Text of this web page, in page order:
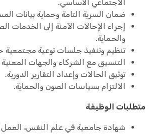
الاجتماعي الأساسي.
ضمان السرية التامة وحماية بيانات
إجراء الإحالات الآمنة إلى الخدمات
والحماية.
تنظيم وتنفيذ جلسات توعية مجتمعية
التنسيق مع الشركاء والجهات
توثيق الحالات وإعداد التقارير الدورية.
الالتزام بسياسات الصون والحماية.
متطلبات الوظيفة
شهادة جامعية في علم النفس، العمل